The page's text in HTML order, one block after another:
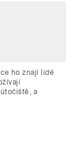
ho znají lidé
a